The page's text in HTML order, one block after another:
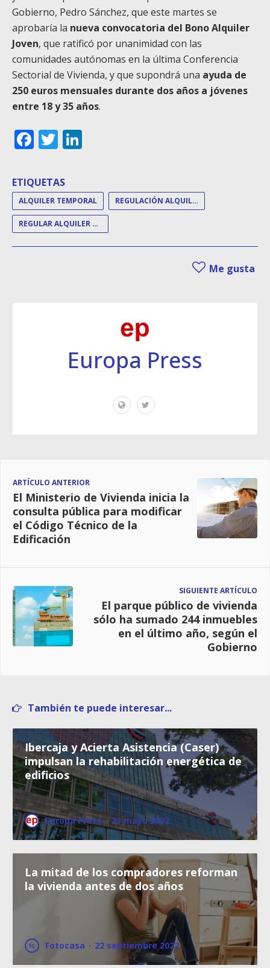
Gobierno, Pedro Sánchez, que este martes se
aprobaría la nueva convocatoria del Bono Alquiler
Joven, que ratificó por unanimidad con las
comunidades autónomas en la última Conferencia
Sectorial de Vivienda, y que supondrá una ayuda de
250 euros mensuales durante dos años a jóvenes
entre 18 y 35 años.
Facebook
Twitter
ETIQUETAS
ALQUILER TEMPORAL REGULACIÓN ALQUILER TEMPORAL
REGULAR ALQUILER TEMPORAL
Me gusta
Europa Press
ARTÍCULO ANTERIOR
El Ministerio de Vivienda inicia la
consulta pública para modificar
el Código Técnico de la
Edificación
SIGUIENTE ARTÍCULO
El parque público de vivienda
sólo ha sumado 244 inmuebles
en el último año, según el
Gobierno
También te puede interesar...
Ibercaja y Acierta Asistencia (Caser)
impulsan la rehabilitación energética de
edificios
Europa Press · 23 mayo 2022
La mitad de los compradores reforman
la vivienda antes de dos años
Fotocasa · 22 septiembre 2022